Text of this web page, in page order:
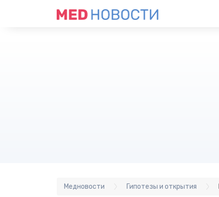
Медновости Гипотезы и открытия